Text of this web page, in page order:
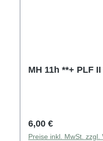
MH 11h **+ PLF
Regulärer Preis:
6,00 €
Preise inkl. MwSt. zzgl.